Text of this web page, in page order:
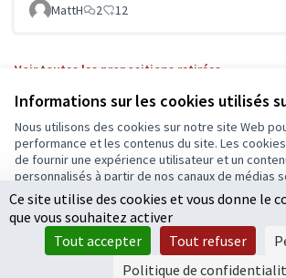
Informations sur les cookies utilisés
Nous utilisons des cookies sur notre site Web
performance et les contenus du site. Les
de fournir une expérience utilisateur et un
personnalisés à partir de nos canaux de médias
Tout accepter
Accepter seulement les cookies
Paramètres
MattH 2 12
Voir toutes les propositions retirées
Conditions d'utilisation
Paramètres des cookies
Ecrivons Angers sur X
(Lien externe)
Ecrivons Angers sur Facebook
(Lien externe)
logiciel libre Decidim .
Ce site utilise des cookies et vous donne le
que vous souhaitez activer
Tout accepter
Tout refuser
Politique de